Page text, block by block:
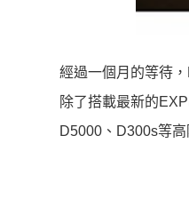
經過一個月的等待
除了搭載最新的
D5000、D300s等